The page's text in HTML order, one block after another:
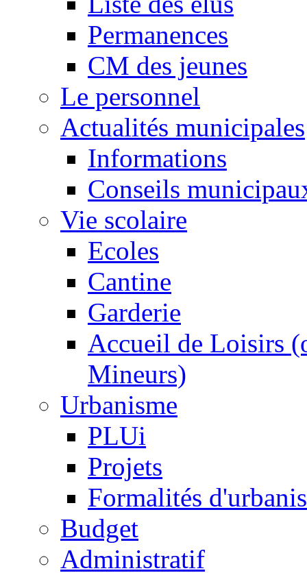
Permanences
CM des jeunes
Le personnel
Actualités municipales
Informations
Conseils
Vie scolaire
Ecoles
Cantine
Garderie
Accueil de Loisirs
Mineurs)
Urbanisme
PLUi
Projets
Formalités
Budget
Administratif